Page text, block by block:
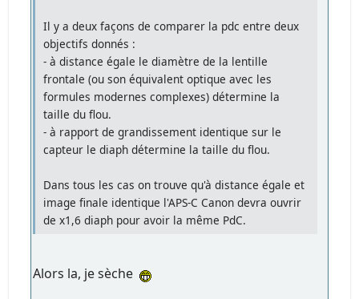
Il y a deux façons de comparer la pdc entre deux
objectifs donnés :
- à distance égale le diamètre de la lentille
frontale (ou son équivalent optique avec les
formules modernes complexes) détermine la
taille du flou.
- à rapport de grandissement identique sur le
capteur le diaph détermine la taille du flou.
Dans tous les cas on trouve qu'à distance égale et
image finale identique l'APS-C Canon devra ouvrir
de x1,6 diaph pour avoir la même PdC.
Alors la, je sèche